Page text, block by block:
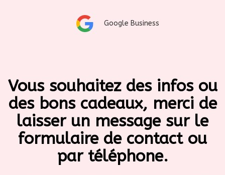
Google Business
Vous souhaitez des infos ou
des bons cadeaux, merci de
laisser un message sur le
formulaire de contact ou
par téléphone.